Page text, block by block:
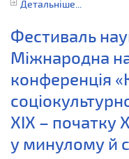
Детальніше...
Фестиваль
Міжнародна
конференція
XIX – початку
у минулому й